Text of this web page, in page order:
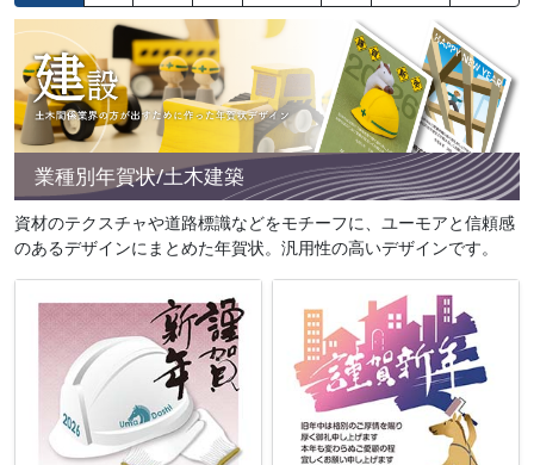
業種別年賀状/土木建築
資材のテクスチャや道路標識などをモチーフに、ユーモアと信頼感
のあるデザインにまとめた年賀状。汎用性の高いデザインです。